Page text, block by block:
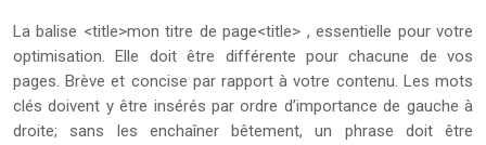
La balise <title>mon titre de page<title> , essentielle pour votre
optimisation. Elle doit être différente pour chacune de vos
pages. Brève et concise par rapport à votre contenu. Les mots
clés doivent y être insérés par ordre d’importance de gauche à
droite; sans les enchaîner bêtement, un phrase doit être